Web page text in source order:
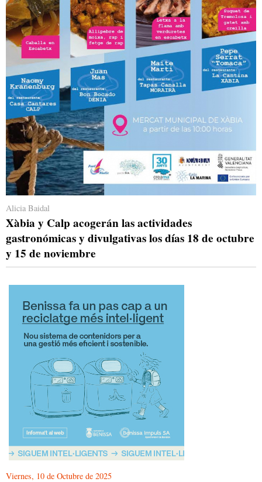
Alicia Baidal
Xàbia y Calp acogerán las actividades
gastronómicas y divulgativas los días 18 de octubre
y 15 de noviembre
Viernes, 10 de Octubre de 2025